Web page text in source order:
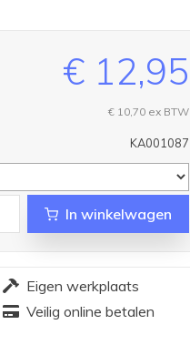
€ 12,95
€ 10,70 ex BTW
KA001087
In winkelwagen
Eigen werkplaats
Veilig online betalen